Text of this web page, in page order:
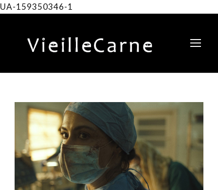
UA-159350346-1